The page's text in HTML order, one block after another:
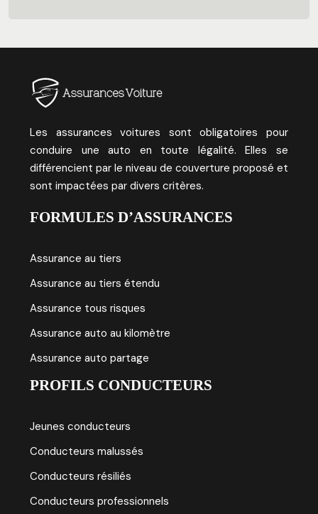
Les assurances voitures sont obligatoires pour
conduire une auto en toute légalité. Elles se
différencient par le niveau de couverture proposé et
sont impactées par divers critères.
FORMULES D’ASSURANCES
Assurance au tiers
Assurance au tiers étendu
Assurance tous risques
Assurance auto au kilomètre
Assurance auto partage
PROFILS CONDUCTEURS
Jeunes conducteurs
Conducteurs malussés
Conducteurs résiliés
Conducteurs professionnels